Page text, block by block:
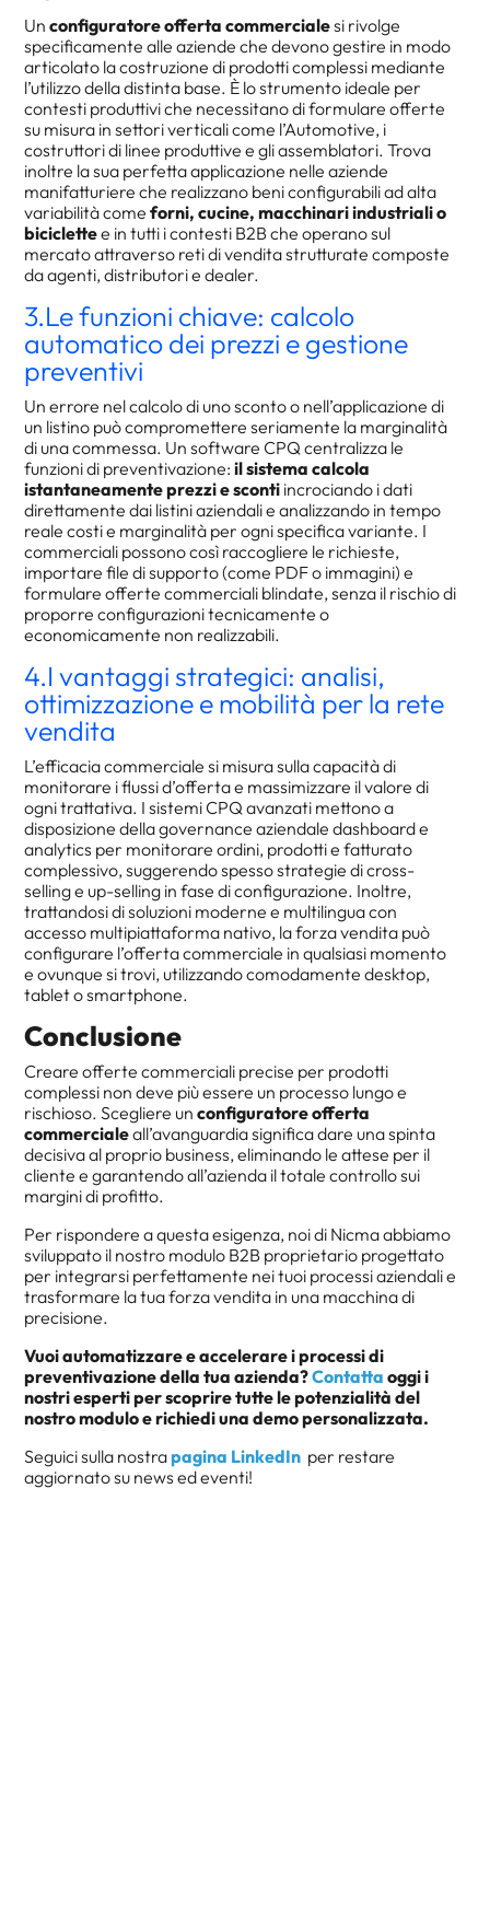
Unconfiguratore offerta commercialesi rivolge
specificamente alle aziende che devono gestire in modo
articolato la costruzione di prodotti complessi mediante
l’utilizzo della distinta base. È lo strumento ideale per
contesti produttivi che necessitano di formulare offerte
su misura in settori verticali come l’Automotive, i
costruttori di linee produttive e gli assemblatori. Trova
inoltre la sua perfetta applicazione nelle aziende
manifatturiere che realizzano beni configurabili ad alta
variabilità comeforni, cucine, macchinari industriali o
biciclettee in tutti i contesti B2B che operano sul
mercato attraverso reti di vendita strutturate composte
da agenti, distributori e dealer.
3.Le funzioni chiave: calcolo
automatico dei prezzi e gestione
preventivi
Un errore nel calcolo di uno sconto o nell’applicazione di
un listino può compromettere seriamente la marginalità
di una commessa. Un software CPQ centralizza le
funzioni di preventivazione:il sistema calcola
istantaneamente prezzi e sconti incrociando i dati
direttamente dai listini aziendali e analizzando in tempo
reale costi e marginalità per ogni specifica variante. I
commerciali possono così raccogliere le richieste,
importare file di supporto (come PDF o immagini) e
formulare offerte commerciali blindate, senza il rischio di
proporre configurazioni tecnicamente o
economicamente non realizzabili.
4.I vantaggi strategici: analisi,
ottimizzazione e mobilità per la rete
vendita
L’efficacia commerciale si misura sulla capacità di
monitorare i flussi d’offerta e massimizzare il valore di
ogni trattativa. I sistemi CPQ avanzati mettono a
disposizione della governance aziendale dashboard e
analytics per monitorare ordini, prodotti e fatturato
complessivo, suggerendo spesso strategie di cross-
selling e up-selling in fase di configurazione. Inoltre,
trattandosi di soluzioni moderne e multilingua con
accesso multipiattaforma nativo, la forza vendita può
configurare l’offerta commerciale in qualsiasi momento
e ovunque si trovi, utilizzando comodamente desktop,
tablet o smartphone.
Conclusione
Creare offerte commerciali precise per prodotti
complessi non deve più essere un processo lungo e
rischioso. Scegliere unconfiguratore offerta
commercialeall’avanguardia significa dare una spinta
decisiva al proprio business, eliminando le attese per il
cliente e garantendo all’azienda il totale controllo sui
margini di profitto.
Per rispondere a questa esigenza, noi di Nicma abbiamo
sviluppato il nostro modulo B2B proprietario progettato
per integrarsi perfettamente nei tuoi processi aziendali e
trasformare la tua forza vendita in una macchina di
precisione.
Vuoi automatizzare e accelerare i processi di
preventivazione della tua azienda?Contatta oggi i
nostri espertiper scoprire tutte le potenzialità del
nostro modulo e richiedi una demo personalizzata.
Seguici sulla nostrapagina LinkedIn per restare
aggiornato su news ed eventi!